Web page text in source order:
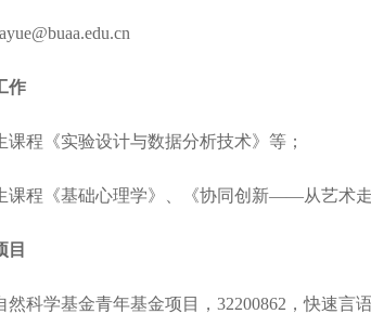
作
课程《实验设计与数据分析技术》等；
课程《基础心理学》、《协同创新——从艺术走
目
然科学基金青年基金项目，32200862，快速言